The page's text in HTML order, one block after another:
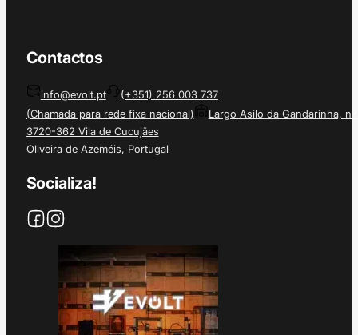
Contactos
info@evolt.pt
(+351) 256 003 737
(Chamada para rede fixa nacional)
Largo Asilo da Gandarinha, nº
3720-362 Vila de Cucujães
Oliveira de Azeméis, Portugal
Socializa!